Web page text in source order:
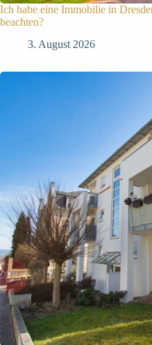
Ich habe eine Immobilie in
beachten?
3. August 2026